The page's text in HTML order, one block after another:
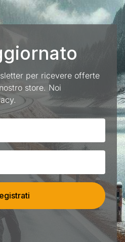
per ricevere offerte
store. Noi